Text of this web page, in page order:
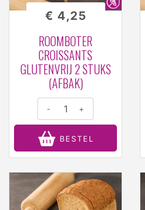
ROOMBOTER
CROISSANTS
GLUTENVRIJ 2 STUKS
(AFBAK)
€ 4,25
- +
BESTEL